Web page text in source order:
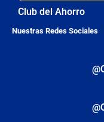
Club del Ahorro
Nuestras Redes Sociales